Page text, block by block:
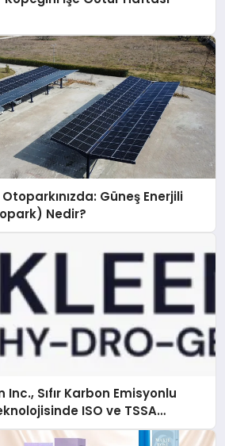
Güneş Enerjili
Nedir?
Sıfır Karbon Emisyonlu
ISO ve TSSA
Aldı